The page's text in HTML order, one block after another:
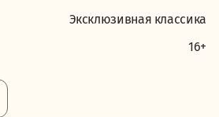
Эксклюзивная классика
16+